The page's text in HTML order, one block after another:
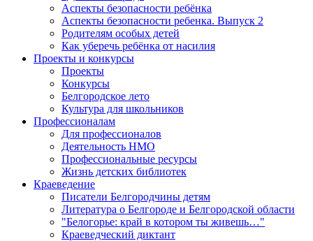
Аспекты безопасности ребёнка
Аспекты безопасности ребенка. Выпуск 2
Родителям особых детей
Как уберечь ребёнка от насилия
Проекты и конкурсы
Проекты
Конкурсы
Белгородское лето
Культура для школьников
Профессионалам
Для профессионалов
Деятельность НМО
Профессиональные ресурсы
Жизнь детских библиотек
Краеведение
Писатели Белгородчины детям
Литература о Белгороде и Белгородской области
"Белогорье: край в котором ты живешь…"
Краеведческий диктант